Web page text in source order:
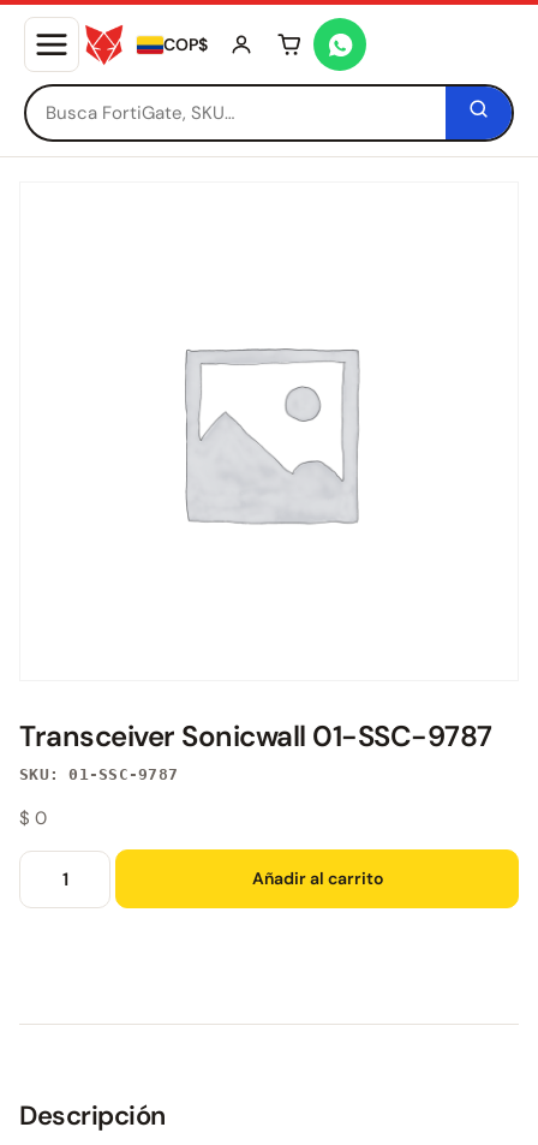
COP$ Tu carrito está vacío
Transceiver Sonicwall 01-SSC-9787
SKU: 01-SSC-9787
$ 0
Añadir al carrito
Descripción